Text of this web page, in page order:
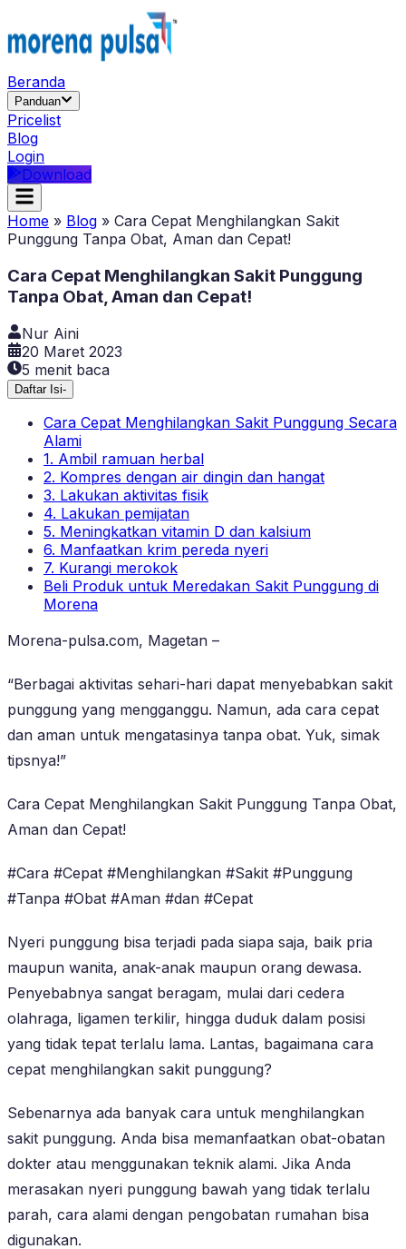
Beranda
Panduan
Pricelist
Blog
Login
Download
Home » Blog » Cara Cepat Menghilangkan Sakit
Punggung Tanpa Obat, Aman dan Cepat!
Cara Cepat Menghilangkan Sakit Punggung
Tanpa Obat, Aman dan Cepat!
Nur Aini
20 Maret 2023
5 menit baca
Daftar Isi-
Cara Cepat Menghilangkan Sakit Punggung Secara
Alami
1. Ambil ramuan herbal
2. Kompres dengan air dingin dan hangat
3. Lakukan aktivitas fisik
4. Lakukan pemijatan
5. Meningkatkan vitamin D dan kalsium
6. Manfaatkan krim pereda nyeri
7. Kurangi merokok
Beli Produk untuk Meredakan Sakit Punggung di
Morena
Morena-pulsa.com, Magetan –
“Berbagai aktivitas sehari-hari dapat menyebabkan sakit
punggung yang mengganggu. Namun, ada cara cepat
dan aman untuk mengatasinya tanpa obat. Yuk, simak
tipsnya!”
Cara Cepat Menghilangkan Sakit Punggung Tanpa Obat,
Aman dan Cepat!
#Cara #Cepat #Menghilangkan #Sakit #Punggung
#Tanpa #Obat #Aman #dan #Cepat
Nyeri punggung bisa terjadi pada siapa saja, baik pria
maupun wanita, anak-anak maupun orang dewasa.
Penyebabnya sangat beragam, mulai dari cedera
olahraga, ligamen terkilir, hingga duduk dalam posisi
yang tidak tepat terlalu lama. Lantas, bagaimana cara
cepat menghilangkan sakit punggung?
Sebenarnya ada banyak cara untuk menghilangkan
sakit punggung. Anda bisa memanfaatkan obat-obatan
dokter atau menggunakan teknik alami. Jika Anda
merasakan nyeri punggung bawah yang tidak terlalu
parah, cara alami dengan pengobatan rumahan bisa
digunakan.